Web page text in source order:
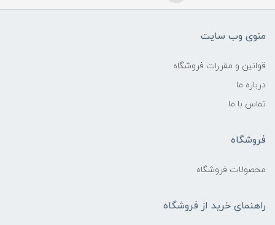
منوی وب سایت
قوانین و مقررات فروشگاه
درباره ما
تماس با ما
فروشگاه
محصولات فروشگاه
راهنمای خرید از فروشگاه